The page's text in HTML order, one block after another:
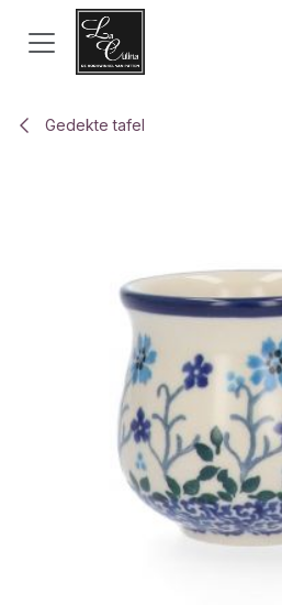
Overslaan naar inhoud
Gedekte tafel